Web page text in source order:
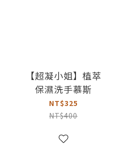
【超凝小姐】植萃
保濕洗手慕斯
NT$325
NT$400